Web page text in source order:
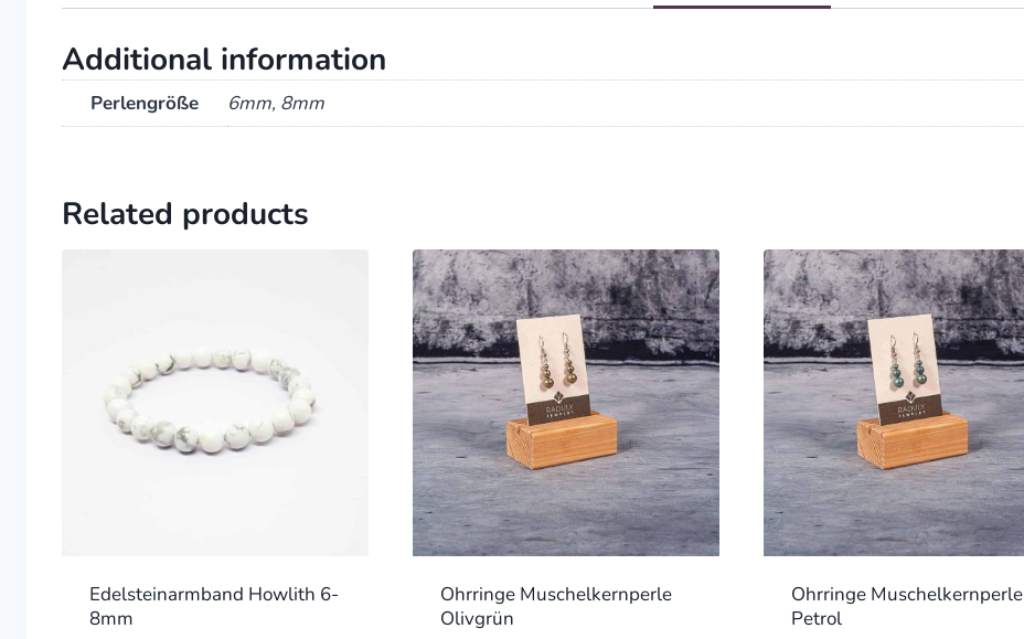
Additional information
Perlengröße 6mm, 8mm
Related products
Edelsteinarmband Howlith 6-
8mm
Ohrringe Muschelkernperle
Olivgrün
Ohrringe Muschelkernperle
Petrol